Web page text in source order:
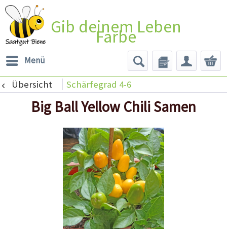
Gib deinem Leben
Farbe
Menü
Übersicht Schärfegrad 4-6
Big Ball Yellow Chili Samen